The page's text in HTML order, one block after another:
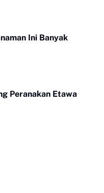
Ini Banyak
Peranakan Etawa